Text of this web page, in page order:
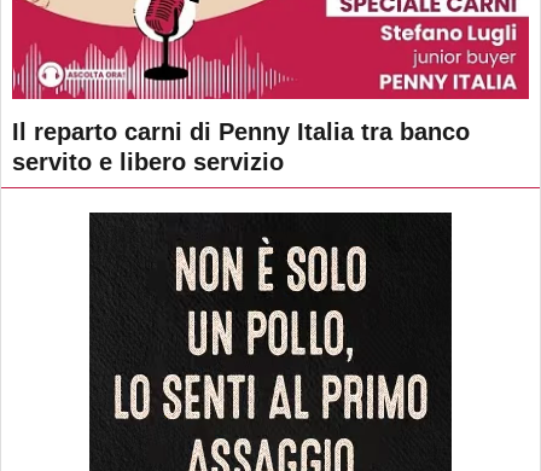
Il reparto carni di Penny Italia tra banco
servito e libero servizio